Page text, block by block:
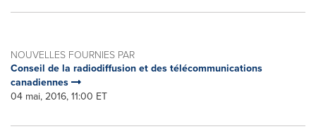
NOUVELLES FOURNIES PAR
Conseil de la radiodiffusion et des télécommunications
canadiennes
04 mai, 2016, 11:00 ET